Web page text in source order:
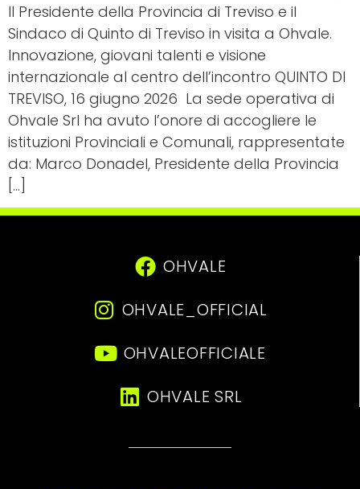
Il Presidente della Provincia di Treviso e il
Sindaco di Quinto di Treviso in visita a Ohvale.
Innovazione, giovani talenti e visione
internazionale al centro dell’incontro QUINTO DI
TREVISO, 16 giugno 2026 La sede operativa di
Ohvale Srl ha avuto l’onore di accogliere le
istituzioni Provinciali e Comunali, rappresentate
da: Marco Donadel, Presidente della Provincia
[…]
OHVALE
OHVALE_OFFICIAL
OHVALEOFFICIALE
OHVALE SRL